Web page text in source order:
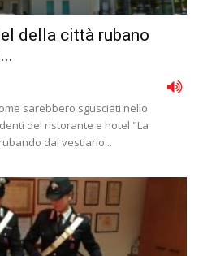
della città rubano
sarebbero sgusciati nello
del ristorante e hotel "La
dal vestiario...